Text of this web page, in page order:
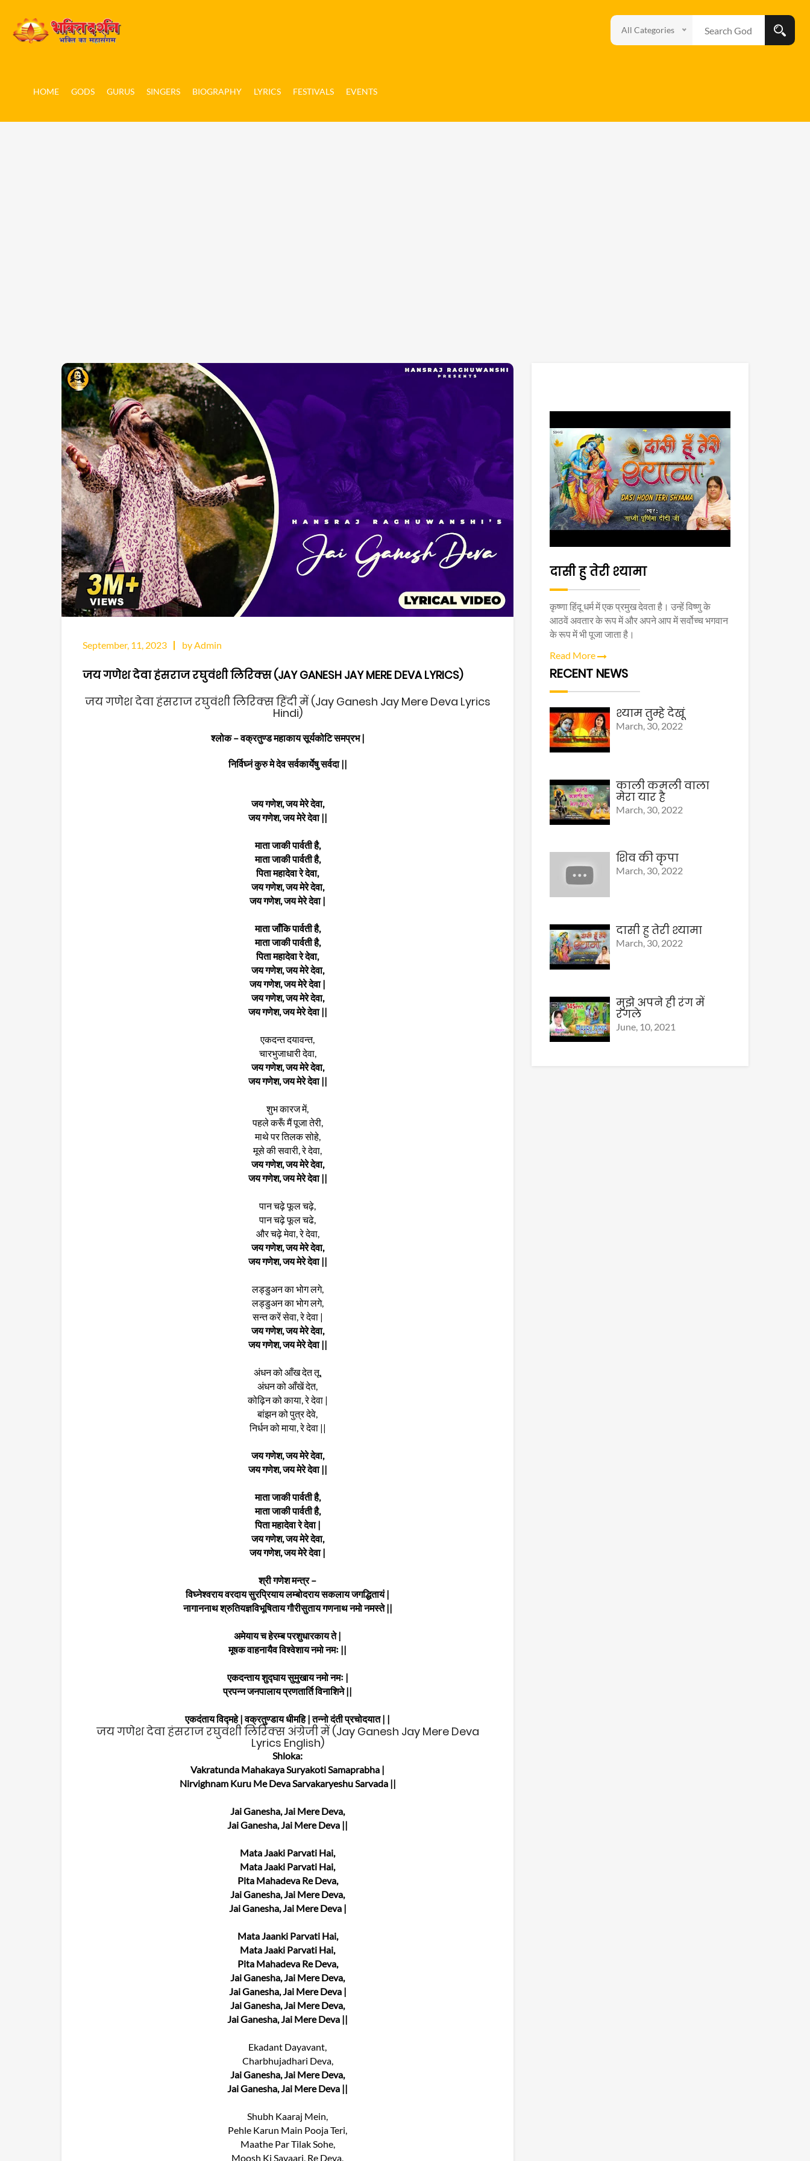
HOME GODS GURUS SINGERS BIOGRAPHY LYRICS FESTIVALS EVENTS
All Categories
September, 11, 2023 by Admin
जय गणेश देवा हंसराज रघुवंशी लिरिक्स (JAY GANESH JAY MERE DEVA LYRICS)
जय गणेश देवा हंसराज रघुवंशी लिरिक्स हिंदी में (Jay Ganesh Jay Mere Deva Lyrics
Hindi)
श्लोक – वक्रतुण्ड महाकाय सूर्यकोटि समप्रभ |
निर्विघ्नं कुरु मे देव सर्वकार्येषु सर्वदा ||
जय गणेश, जय मेरे देवा,
जय गणेश, जय मेरे देवा ||
माता जाकी पार्वती है,
माता जाकी पार्वती है,
पिता महादेवा रे देवा,
जय गणेश, जय मेरे देवा,
जय गणेश, जय मेरे देवा |
माता जाँकि पार्वती है,
माता जाकी पार्वती है,
पिता महादेवा रे देवा,
जय गणेश, जय मेरे देवा,
जय गणेश, जय मेरे देवा |
जय गणेश, जय मेरे देवा,
जय गणेश, जय मेरे देवा ||
एकदन्त दयावन्त,
चारभुजाधारी देवा,
जय गणेश, जय मेरे देवा,
जय गणेश, जय मेरे देवा ||
शुभ कारज में,
पहले करूँ मैं पूजा तेरी,
माथे पर तिलक सोहे,
मूसे की सवारी, रे देवा,
जय गणेश, जय मेरे देवा,
जय गणेश, जय मेरे देवा ||
पान चढ़े फूल चढ़े,
पान चढ़े फूल चढे,
और चढ़े मेवा, रे देवा,
जय गणेश, जय मेरे देवा,
जय गणेश, जय मेरे देवा ||
लड्डुअन का भोग लगे,
लड्डुअन का भोग लगे,
सन्त करें सेवा, रे देवा |
जय गणेश, जय मेरे देवा,
जय गणेश, जय मेरे देवा ||
अंधन को आँख देत तू,
अंधन को आँखें देत,
कोढ़िन को काया, रे देवा |
बांझन को पुत्र देवे,
निर्धन को माया, रे देवा ||
जय गणेश, जय मेरे देवा,
जय गणेश, जय मेरे देवा ||
माता जाकी पार्वती है,
माता जाकी पार्वती है,
पिता महादेवा रे देवा |
जय गणेश, जय मेरे देवा,
जय गणेश, जय मेरे देवा |
श्री गणेश मन्त्र –
विघ्नेश्वराय वरदाय सुरप्रियाय लम्बोदराय सकलाय जगद्धितायं |
नागाननाथ श्रुतियज्ञविभूषिताय गौरीसुताय गणनाथ नमो नमस्ते ||
अमेयाय च हेरम्ब परशुधारकाय ते |
मूषक वाहनायैव विश्वेशाय नमो नमः ||
एकदन्ताय शुद्घाय सुमुखाय नमो नमः |
प्रपन्न जनपालाय प्रणतार्ति विनाशिने ||
एकदंताय विद्‍महे | वक्रतुण्डाय धीमहि | तन्नो दंती प्रचोदयात | |
जय गणेश देवा हंसराज रघुवंशी लिरिक्स अंग्रेजी में (Jay Ganesh Jay Mere Deva
Lyrics English)
Shloka:
Vakratunda Mahakaya Suryakoti Samaprabha |
Nirvighnam Kuru Me Deva Sarvakaryeshu Sarvada ||
Jai Ganesha, Jai Mere Deva,
Jai Ganesha, Jai Mere Deva ||
Mata Jaaki Parvati Hai,
Mata Jaaki Parvati Hai,
Pita Mahadeva Re Deva,
Jai Ganesha, Jai Mere Deva,
Jai Ganesha, Jai Mere Deva |
Mata Jaanki Parvati Hai,
Mata Jaaki Parvati Hai,
Pita Mahadeva Re Deva,
Jai Ganesha, Jai Mere Deva,
Jai Ganesha, Jai Mere Deva |
Jai Ganesha, Jai Mere Deva,
Jai Ganesha, Jai Mere Deva ||
Ekadant Dayavant,
Charbhujadhari Deva,
Jai Ganesha, Jai Mere Deva,
Jai Ganesha, Jai Mere Deva ||
Shubh Kaaraj Mein,
Pehle Karun Main Pooja Teri,
Maathe Par Tilak Sohe,
Moosh Ki Savaari, Re Deva,
दासी हु तेरी श्यामा
कृष्णा हिंदू धर्म में एक प्रमुख देवता है। उन्हें विष्णु के
आठवें अवतार के रूप में और अपने आप में सर्वोच्च भगवान
के रूप में भी पूजा जाता है।
Read More
RECENT NEWS
श्याम तुम्हे देखूं
March, 30, 2022
काली कमली वाला
मेरा यार है
March, 30, 2022
शिव की कृपा
March, 30, 2022
दासी हु तेरी श्यामा
March, 30, 2022
मुझे अपने ही रंग में
रंगले
June, 10, 2021